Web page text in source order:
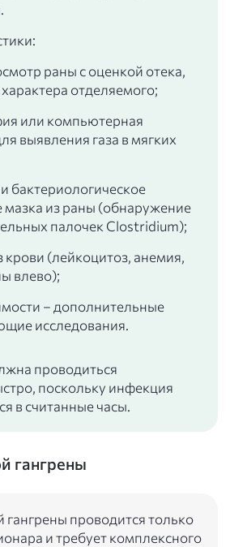
раны с оценкой отека,
отделяемого;
или компьютерная
выявления газа в мягких
бактериологическое
мазка из раны (обнаружение
палочек Clostridium);
(лейкоцитоз, анемия,
влево);
– дополнительные
исследования.
проводиться
поскольку инфекция
в считанные часы.
гангрены
гангрены проводится только
и требует комплексного